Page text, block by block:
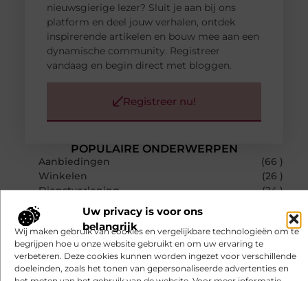
Uw privacy is voor ons
belangrijk
Wij maken gebruik van cookies en vergelijkbare technologieën om te
begrijpen hoe u onze website gebruikt en om uw ervaring te
verbeteren. Deze cookies kunnen worden ingezet voor verschillende
doeleinden, zoals het tonen van gepersonaliseerde advertenties en
POPULAIRE ONDERWERPEN
Aanbiedingen
(66 )
Winkelen
(26 )
Dienstverlening
(24 )
Woning en Tuin
Bedrijven
RECENTE BERICHTEN
Gesloten aanhanger huren bij JobCar: veilig
vervoer voor elke klus
nieuwsgierige lezer? Sluit je aan bij ons
platform en deel jouw verhalen, ontdek
inspirerende artikelen en bouw mee aan een
dynamische community. Registreer
vandaag en begin direct met bloggen.
Registreer nu!